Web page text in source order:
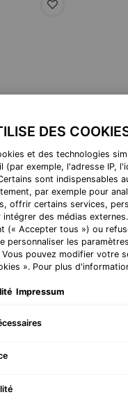
DES
et des technologies
(par exemple, l'adresse IP,
sont indispensables
par exemple pour
offrir certains services,
des médias
(« Accepter tous ») ou
personnaliser les
pouvez modifier votre
». Pour plus
Impressum